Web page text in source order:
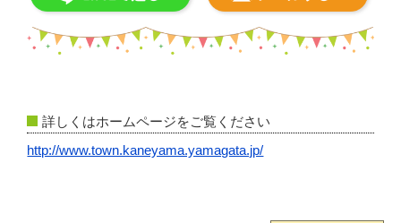
詳しくはホームページをご覧ください
http://www.town.kaneyama.yamagata.jp/